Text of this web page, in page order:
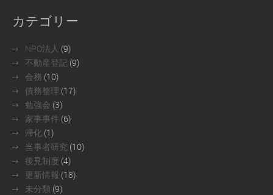
カテゴリー
NPO法人 (9)
不動産登記 (9)
会務 (10)
債務整理 (17)
勉強会 (3)
家事事件 (6)
帰化 (1)
当事者研究 (10)
後見制度 (4)
更新情報 (18)
未分類 (9)